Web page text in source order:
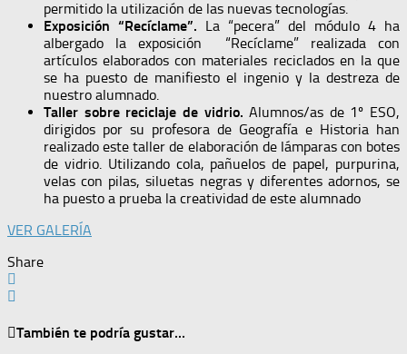
permitido la utilización de las nuevas tecnologías.
Exposición “Recíclame”. La “pecera” del módulo 4 ha
albergado la exposición “Recíclame” realizada con
artículos elaborados con materiales reciclados en la que
se ha puesto de manifiesto el ingenio y la destreza de
nuestro alumnado.
Taller sobre reciclaje de vidrio.Alumnos/as de 1º ESO,
dirigidos por su profesora de Geografía e Historia han
realizado este taller de elaboración de lámparas con botes
de vidrio. Utilizando cola, pañuelos de papel, purpurina,
velas con pilas, siluetas negras y diferentes adornos, se
ha puesto a prueba la creatividad de este alumnado
VER GALERÍA
Share
También te podría gustar...